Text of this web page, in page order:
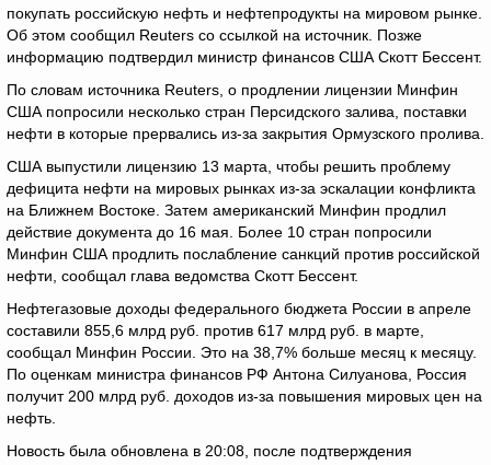
покупать российскую нефть и нефтепродукты на мировом рынке.
Об этом сообщил Reuters со ссылкой на источник. Позже
информацию подтвердил министр финансов США Скотт Бессент.
По словам источника Reuters, о продлении лицензии Минфин
США попросили несколько стран Персидского залива, поставки
нефти в которые прервались из-за закрытия Ормузского пролива.
США выпустили лицензию 13 марта, чтобы решить проблему
дефицита нефти на мировых рынках из-за эскалации конфликта
на Ближнем Востоке. Затем американский Минфин продлил
действие документа до 16 мая. Более 10 стран попросили
Минфин США продлить послабление санкций против российской
нефти, сообщал глава ведомства Скотт Бессент.
Нефтегазовые доходы федерального бюджета России в апреле
составили 855,6 млрд руб. против 617 млрд руб. в марте,
сообщал Минфин России. Это на 38,7% больше месяц к месяцу.
По оценкам министра финансов РФ Антона Силуанова, Россия
получит 200 млрд руб. доходов из-за повышения мировых цен на
нефть.
Новость была обновлена в 20:08, после подтверждения